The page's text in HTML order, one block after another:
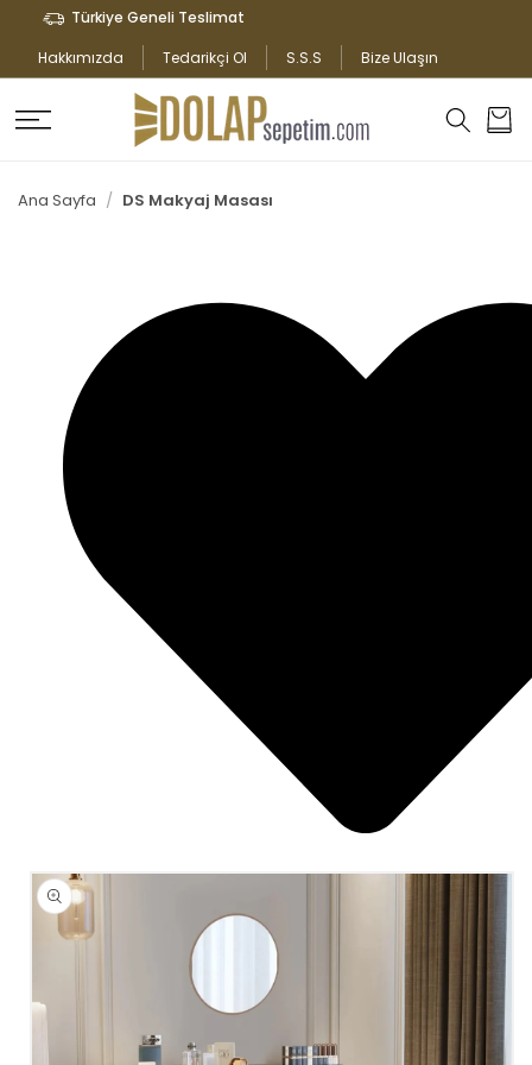
İÇERIĞE
ATLA
Türkiye Geneli Teslimat
Hakkımızda
Tedarikçi Ol S.S.S Bize Ulaşın
Sepet
Ana Sayfa DS Makyaj Masası
ÜRÜN
BILGISINE
ATLA